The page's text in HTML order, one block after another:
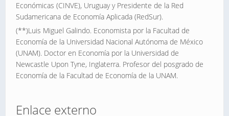
Económicas (CINVE), Uruguay y Presidente de la Red
Sudamericana de Economía Aplicada (RedSur).
(**)Luis Miguel Galindo. Economista por la Facultad de
Economía de la Universidad Nacional Autónoma de México
(UNAM). Doctor en Economía por la Universidad de
Newcastle Upon Tyne, Inglaterra. Profesor del posgrado de
Economía de la Facultad de Economía de la UNAM.
Enlace externo